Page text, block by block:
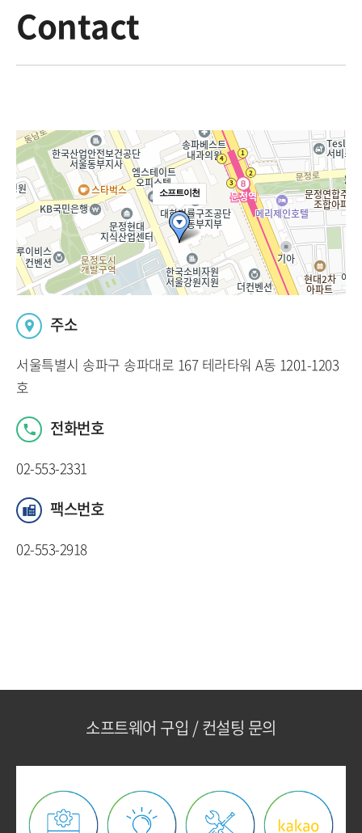
Contact
소프트이천
주소
서울특별시 송파구 송파대로 167 테라타워 A동 1201-1203
호
전화번호
02-553-2331
팩스번호
02-553-2918
소프트웨어 구입 / 컨설팅 문의